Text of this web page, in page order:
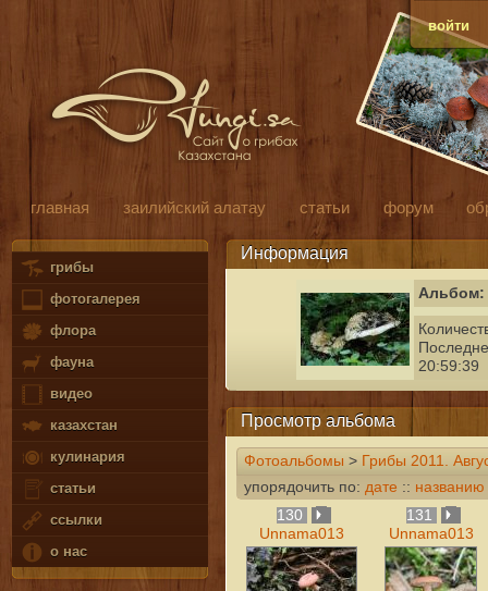
войти
главная заилийский алатау статьи форум
грибы
фотогалерея
флора
фауна
видео
казахстан
кулинария
статьи
ссылки
о нас
Информация
Альбом:
20:59:39
Просмотр альбома
Фотоальбомы > Грибы 2011.
упорядочить по: дате :: названию
130
Unnama013
131
Unnama013